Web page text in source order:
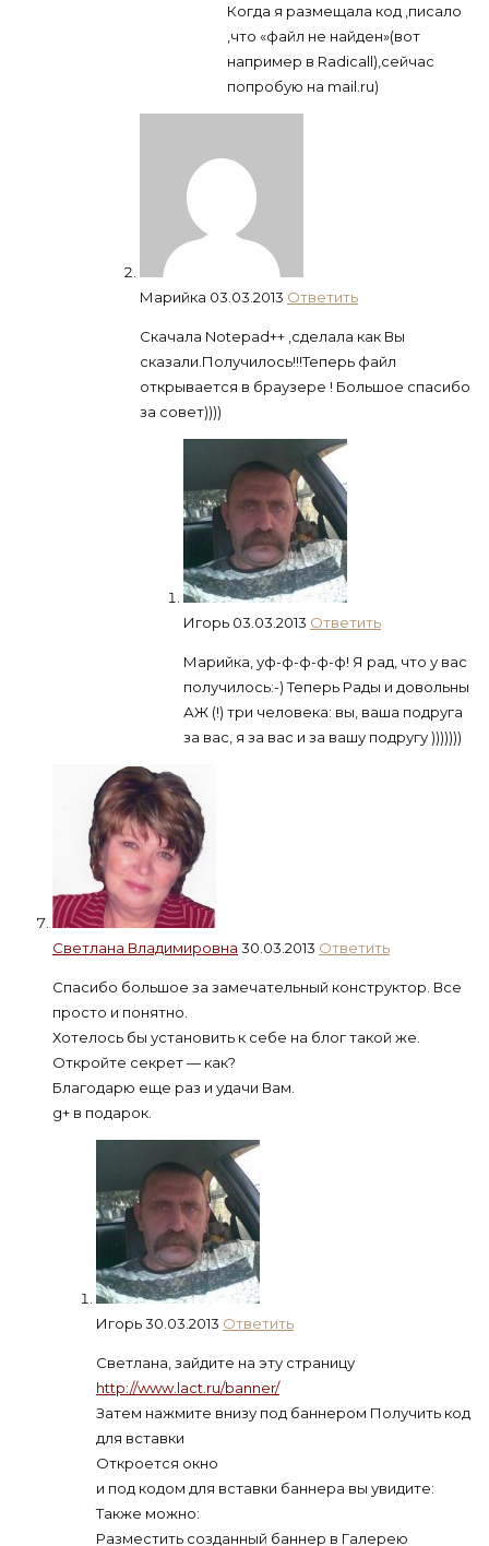
Когда я размещала код ,писало
,что «файл не найден»(вот
например в Radicall),сейчас
попробую на mail.ru)
Марийка 03.03.2013 Ответить
Скачала Notepad++ ,сделала как Вы
сказали.Получилось!!!Теперь файл
открывается в браузере ! Большое спасибо
за совет))))
Игорь 03.03.2013 Ответить
Марийка, уф-ф-ф-ф-ф! Я рад, что у вас
получилось:-) Теперь Рады и довольны
АЖ (!) три человека: вы, ваша подруга
за вас, я за вас и за вашу подругу )))))))
Светлана Владимировна 30.03.2013 Ответить
Спасибо большое за замечательный конструктор. Все
просто и понятно.
Хотелось бы установить к себе на блог такой же.
Откройте секрет — как?
Благодарю еще раз и удачи Вам.
g+ в подарок.
Игорь30.03.2013 Ответить
Светлана, зайдите на эту страницу
http://www.lact.ru/banner/
Затем нажмите внизу под баннером Получить код
для вставки
Откроется окно
и под кодом для вставки баннера вы увидите:
Также можно:
Разместить созданный баннер в Галерею